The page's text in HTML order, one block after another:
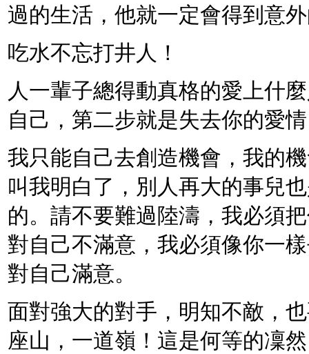
過的生活，他就一定會得到意
吃水不忘打井人！
人一輩子總得動真格的愛上什
自己，第二步就是失去你的愛情
我只能自己去創造機會，我的
叫我明白了，別人再大的事兒
的。請不要難過陸濤，我必須
對自己不滿意，我必須像你一
對自己滿意。
面對強大的對手，明知不敵，
座山，一道嶺！這是何等的凜